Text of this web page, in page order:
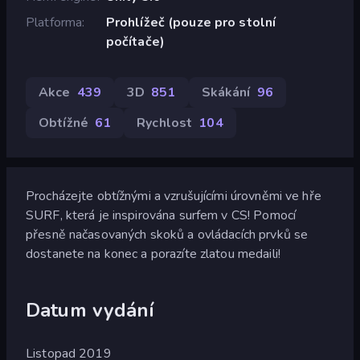
Platforma
Prohlížeč (pouze pro stolní
počítače)
Akce 439 3D 851 Skákání 96
Obtížné 61 Rychlost 104
Procházejte obtížnými a vzrušujícími úrovněmi ve hře
SURF, která je inspirována surfem v CS! Pomocí
přesně načasovaných skoků a ovládacích prvků se
dostanete na konec a porazíte zlatou medaili!
Datum vydání
Listopad 2019